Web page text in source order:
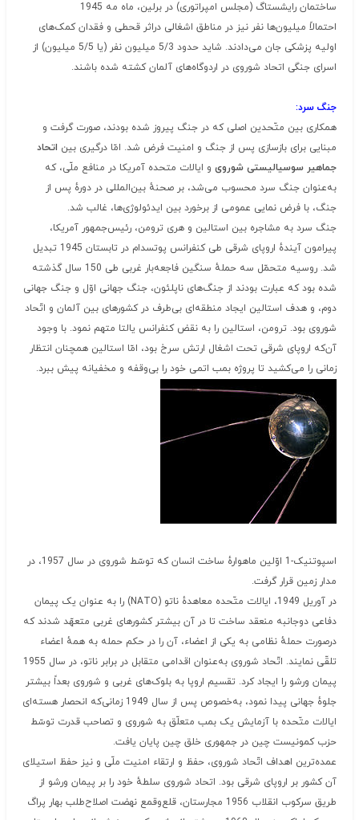
ساختمان رایشستاگ (مجلس امپراتوری) در برلین، ماه مه 1945
احتمالاً میلیون‌ها نفر نیز در مناطق اشغالی دراثر قحطی و فقدان کمک‌های
اولیه پزشکی جان می‌دادند. شاید حدود 5/3 میلیون نفر (یا 5/5 میلیون) از
اسرای جنگی اتحاد شوروی در اردوگاه‌های آلمان کشته شده باشند.
جنگ سرد:
همکاری بین متّحدین اصلی که در جنگ پیروز شده بودند، صورت گرفت و
مبنایی برای بازسازی پس از جنگ و امنیت فرض شد. امّا درگیری بین اتحاد
جماهیر سوسیالیستی شوروی و ایالات متحده آمریکا در منافع ملّی، که
به‌عنوان جنگ سرد محسوب می‌شد، بر صحنهٔ بین‌المللی در دورهٔ پس از
جنگ، با فرض نمایی عمومی از برخورد بین ایدئولوژی‌ها، غالب شد.
جنگ سرد به مشاجره بین استالین و هری ترومن، رئیس‌جمهور آمریکا،
پیرامون آیندهٔ اروپای شرقی طی کنفرانس پوتسدام در تابستان 1945 تبدیل
شد. روسیه متحمّل سه حملهٔ سنگین فاجعه‌بار غربی طی 150 سال گذشته
شده بود که عبارت بودند از جنگ‌های ناپلئون، جنگ جهانی اوّل و جنگ جهانی
دوم، و هدف استالین ایجاد منطقه‌ای بی‌طرف در کشورهای بین آلمان و اتّحاد
شوروی بود. ترومن، استالین را به نقض کنفرانس یالتا متهم نمود. با وجود
آن‌که اروپای شرقی تحت اشغال ارتش سرخ بود، امّا استالین همچنان انتظار
زمانی را می‌کشید تا پروژه بمب اتمی خود را بی‌وقفه و مخفیانه پیش ببرد.
اسپوتنیک-1 اوّلین ماهوارهٔ ساخت انسان که توسّط شوروی در سال 1957، در
مدار زمین قرار گرفت.
در آوریل 1949، ایالات متّحده معاهدهٔ ناتو (NATO) را به عنوان یک پیمان
دفاعی دوجانبه منعقد ساخت تا در آن بیشتر کشورهای غربی متعهّد شدند که
درصورت حملهٔ نظامی به یکی از اعضاء، آن را در حکم حمله به همهٔ اعضاء
تلقّی نمایند. اتّحاد شوروی به‌عنوان اقدامی متقابل در برابر ناتو، در سال 1955
پیمان ورشو را ایجاد کرد. تقسیم اروپا به بلوک‌های غربی و شوروی بعداً بیشتر
جلوهٔ جهانی پیدا نمود، به‌خصوص پس از سال 1949 زمانی‌که انحصار هسته‌ای
ایالات متّحده با آزمایش یک بمب متعلّق به شوروی و تصاحب قدرت توسّط
حزب کمونیست چین در جمهوری خلق چین پایان یافت.
عمده‌ترین اهداف اتّحاد شوروی، حفظ و ارتقاء امنیت ملّی و نیز حفظ استیلای
آن کشور بر اروپای شرقی بود. اتحاد شوروی سلطهٔ خود را بر پیمان ورشو از
طریق سرکوب انقلاب 1956 مجارستان، قلع‌وقمع نهضت اصلاح‌طلب بهار پراگ